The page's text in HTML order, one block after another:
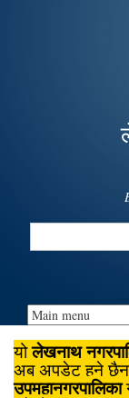
Search
योलेखनाथ
अब अपडेट हुने
उपमहानगरपालिका